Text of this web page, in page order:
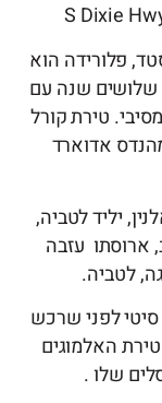
פלורידה הוא
שלושים שנה עם
טירת קורל
והמהנדס אדוארד
יליד לטביה,
ארוסתו עזבה
לטביה.
בפלורידה סיטי לפני שרכש
האלמוגים
שלו .